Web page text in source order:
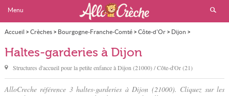
Menu
Accueil > Crèches> Bourgogne-Franche-Comté> Côte-d'Or> Dijon >
Halte-garderie
Haltes-garderies à Dijon
Structures d'accueil pour la petite enfance àDijon (21000) / Côte-d'Or (21)
AlloCreche référence 3 haltes-garderies à Dijon (21000). Cliquez sur les